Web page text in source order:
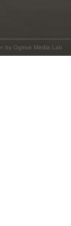
by Ogitive Media Lab